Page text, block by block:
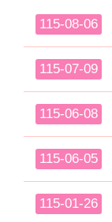
115-08-06
115-07-09
115-06-08
115-06-05
115-01-26